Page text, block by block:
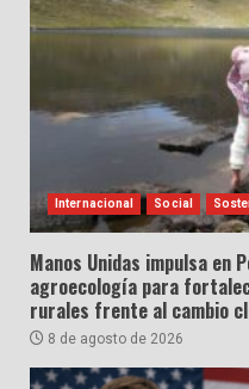
Internacional Social
Manos Unidas impulsa en
agroecología para
rurales frente al cambio
8 de agosto de 2026